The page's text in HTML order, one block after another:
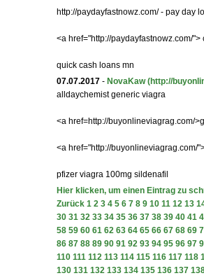
http://paydayfastnowz.com/ - pay day
<a href="http://paydayfastnowz.com/
quick cash loans mn
07.07.2017 - NovaKaw (http://
alldaychemist generic viagra
<a href=http://buyonlineviagrag.com/
<a href="http://buyonlineviagrag.com/
pfizer viagra 100mg sildenafil
Hier klicken, um einen Eintrag zu
Zurück 1 2 3 4 5 6 7 8 9 10 11 12 13
30 31 32 33 34 35 36 37 38 39 40 41
58 59 60 61 62 63 64 65 66 67 68 69
86 87 88 89 90 91 92 93 94 95 96 97
110 111 112 113 114 115 116 117 118
130 131 132 133 134 135 136 137